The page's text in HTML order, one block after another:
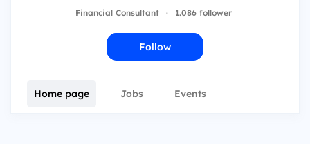
Financial Consultant · 1.086 follower
Follow
Home page Jobs Events